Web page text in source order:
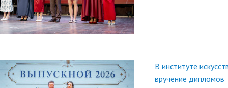
В институте
вручение дипломов